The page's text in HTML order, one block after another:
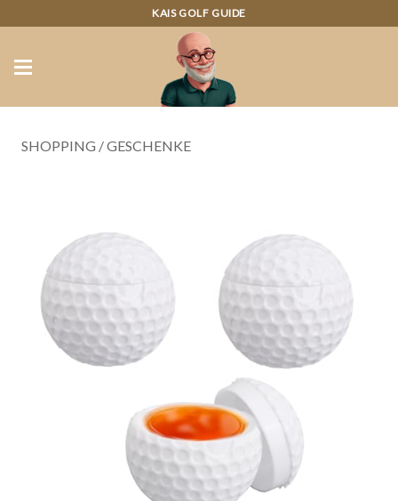
KAIS GOLF GUIDE
SHOPPING /GESCHENKE